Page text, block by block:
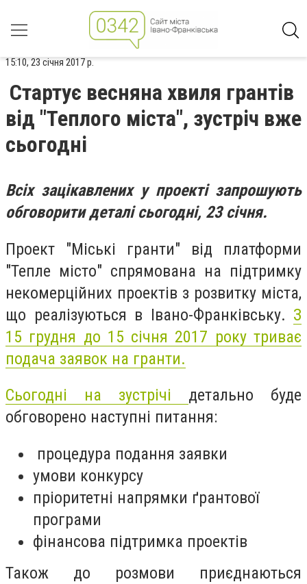
15:10, 23 січня 2017 р.
Стартує весняна хвиля грантів
від "Теплого міста", зустріч вже
сьогодні
Всіх зацікавлених у проекті запрошують
обговорити деталі сьогодні, 23 січня.
Проект "Міські гранти" від платформи
"Тепле місто" спрямована на підтримку
некомерційних проектів з розвитку міста,
що реалізуються в Івано-Франківську. З
15 грудня до 15 січня 2017 року триває
подача заявок на гранти.
Сьогодні на зустрічі детально буде
обговорено наступні питання:
процедура подання заявки
умови конкурсу
пріоритетні напрямки ґрантової
програми
фінансова підтримка проектів
Також до розмови приєднаються